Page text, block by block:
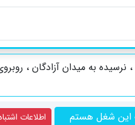
این شغل هستم اطلاعات